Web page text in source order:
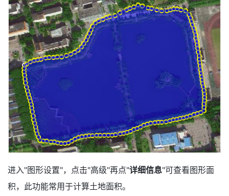
进入"图形设置"，点击"高级"再点"详细信息"可查看图形面
积，此功能常用于计算土地面积。